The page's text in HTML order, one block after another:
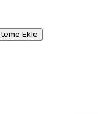
Ekle